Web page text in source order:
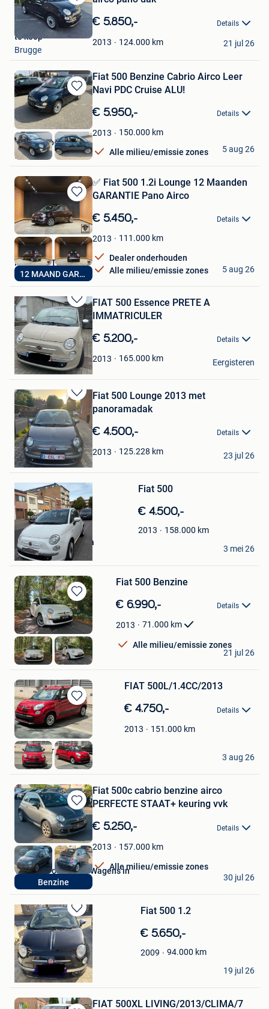
Bewaren
in
Mijn
Favorieten
€ 5.850,- Details
2013 124.000 km
te koop
Brugge
21 jul 26
Bewaren
in
Mijn
Favorieten
Fiat 500 Benzine Cabrio Airco Leer
Navi PDC Cruise ALU!
€ 5.950,- Details
2013 150.000 km
Alle milieu/emissie zones
Atlas Autos
Rekem
5 aug 26
Bewaren
in
Mijn
Favorieten
12 MAAND GARANTIE
✅ Fiat 500 1.2i Lounge 12 Maanden
GARANTIE Pano Airco
€ 5.450,- Details
2013 111.000 km
Dealer onderhouden
Alle milieu/emissie zones
MBM Car Trade
Genk
5 aug 26
Bewaren
in
Mijn
Favorieten
FIAT 500 Essence PRETE A
IMMATRICULER
€ 5.200,- Details
2013 165.000 km
Hakim Blhn
Ham-Sur-Heure
Eergisteren
Bewaren
in
Mijn
Favorieten
Fiat 500 Lounge 2013 met
panoramadak
€ 4.500,- Details
2013 125.228 km
Yas
Genk
23 jul 26
Bewaren
Mijn
Favorieten
Fiat 500
€ 4.500,-
2013 158.000 km
Zuzanna Oliwkowska
Deurne
3 mei 26
Bewaren
in
Mijn
Favorieten
Fiat 500 Benzine
€ 6.990,- Details
2013 71.000 km
Alle milieu/emissie zones
INI CARS
Hofstade
21 jul 26
Bewaren
in
Mijn
Favorieten
FIAT 500L/1.4CC/2013
€ 4.750,- Details
2013 151.000 km
Car centers
Diegem
3 aug 26
Bewaren
in
Mijn
Favorieten
Benzine
Fiat 500c cabrio benzine airco
PERFECTE STAAT+ keuring vvk
€ 5.250,- Details
2013 157.000 km
Alle milieu/emissie zones
V-Cars - Voordelige Wagens in
Lebbeke
30 jul 26
Bewaren
in
Mijn
Favorieten
Fiat 500 1.2
€ 5.650,-
2009 94.000 km
pierrot
Galmaarden
19 jul 26
FIAT 500XL LIVING/2013/CLIMA/7